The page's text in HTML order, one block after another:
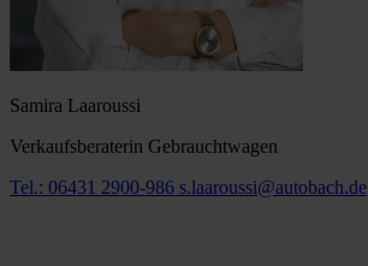
Samira Laaroussi
Verkaufsberaterin Gebrauchtwagen
Tel.: 06431 2900-986 s.laaroussi@autobach.de